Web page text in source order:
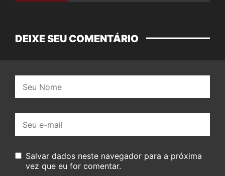
DEIXE SEU COMENTÁRIO
mail:
Salvar dados neste navegador para a próxima
vez que eu for comentar.